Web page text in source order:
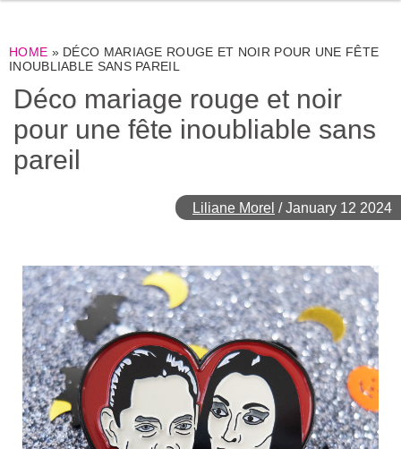
HOME » DÉCO MARIAGE ROUGE ET NOIR POUR UNE FÊTE
INOUBLIABLE SANS PAREIL
Déco mariage rouge et noir
pour une fête inoubliable sans
pareil
Liliane Morel /January 12 2024